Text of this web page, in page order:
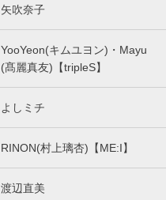
矢吹奈子
YooYeon(キムユヨン)・Mayu
(髙麗真友)【tripleS】
よしミチ
RINON(村上璃杏)【ME:I】
渡辺直美